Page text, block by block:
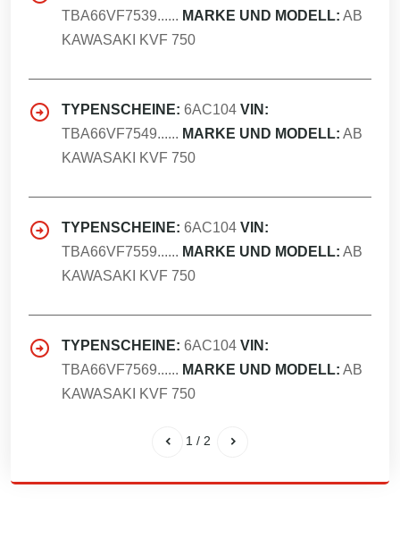
TBA66VF7539...... MARKE UND MODELL: AB
KAWASAKI KVF 750
TYPENSCHEINE: 6AC104 VIN:
TBA66VF7549...... MARKE UND MODELL: AB
KAWASAKI KVF 750
TYPENSCHEINE: 6AC104 VIN:
TBA66VF7559...... MARKE UND MODELL: AB
KAWASAKI KVF 750
TYPENSCHEINE: 6AC104 VIN:
TBA66VF7569...... MARKE UND MODELL: AB
KAWASAKI KVF 750
1 / 2